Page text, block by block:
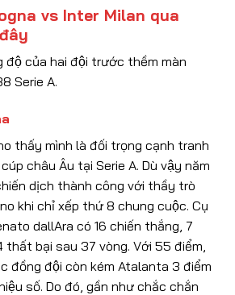
vs Inter Milan qua
độ của hai đội trước thềm màn
Serie A.
thấy mình là đối trọng cạnh tranh
châu Âu tại Serie A. Dù vậy năm
dịch thành công với thầy trò
khi chỉ xếp thứ 8 chung cuộc. Cụ
dallAra có 16 chiến thắng, 7
thất bại sau 37 vòng. Với 55 điểm,
đồng đội còn kém Atalanta 3 điểm
số. Do đó, gần như chắc chắn